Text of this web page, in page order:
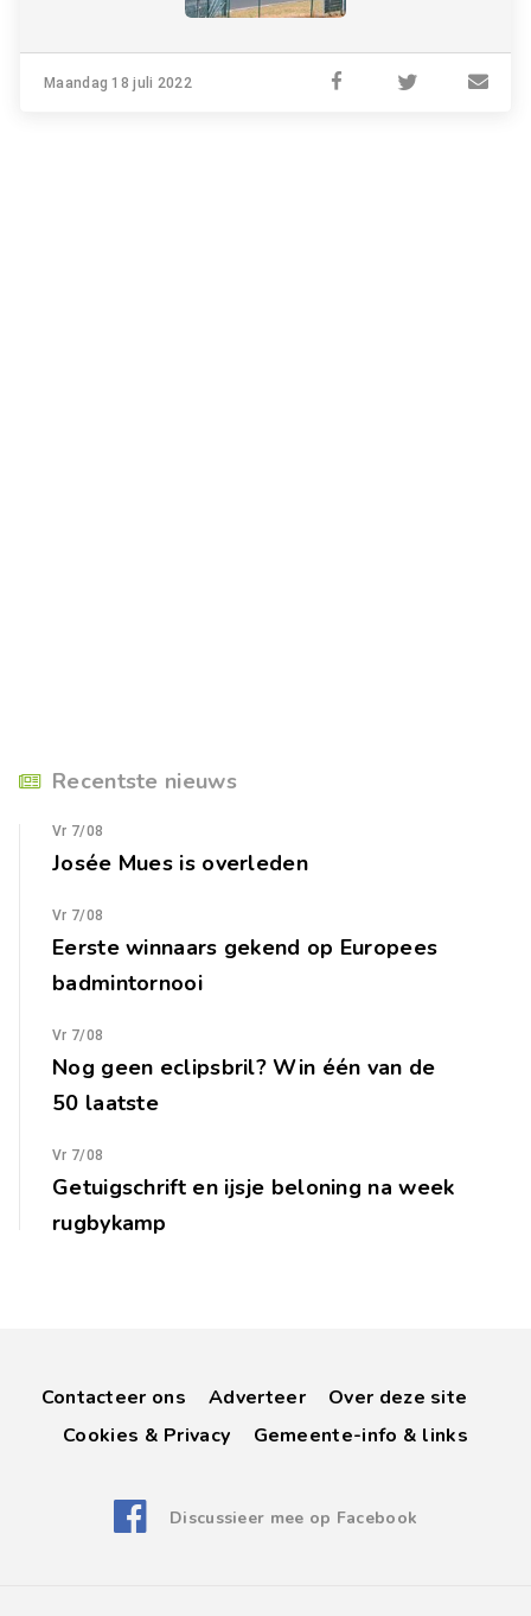
Maandag 18 juli 2022
Recentste nieuws
Vr 7/08
Josée Mues is overleden
Vr 7/08
Eerste winnaars gekend op Europees
badmintornooi
Vr 7/08
Nog geen eclipsbril? Win één van de
50 laatste
Vr 7/08
Getuigschrift en ijsje beloning na week
rugbykamp
Contacteer ons Adverteer
Over deze site
Cookies & Privacy
Gemeente-info & links
Discussieer mee op Facebook